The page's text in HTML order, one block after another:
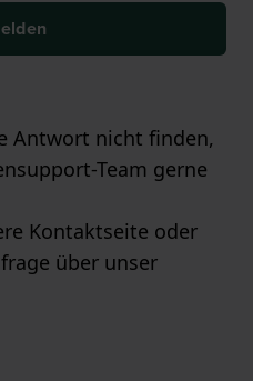
Antwort nicht finden,
Team gerne
Kontaktseite oder
über unser